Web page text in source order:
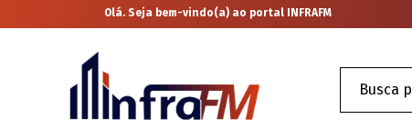
Olá. Seja bem-vindo(a) ao portal INFRAFM